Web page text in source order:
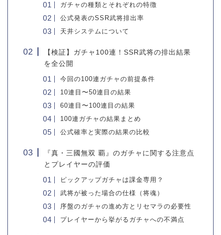
ガチャの種類とそれぞれの特徴
公式発表のSSR武将排出率
天井システムについて
【検証】ガチャ100連！SSR武将の排出結果
を全公開
今回の100連ガチャの前提条件
10連目〜50連目の結果
60連目〜100連目の結果
100連ガチャの結果まとめ
公式確率と実際の結果の比較
『真・三國無双 覇』のガチャに関する注意点
とプレイヤーの評価
ピックアップガチャは課金専用？
武将が被った場合の仕様（将魂）
序盤のガチャの進め方とリセマラの必要性
プレイヤーから挙がるガチャへの不満点